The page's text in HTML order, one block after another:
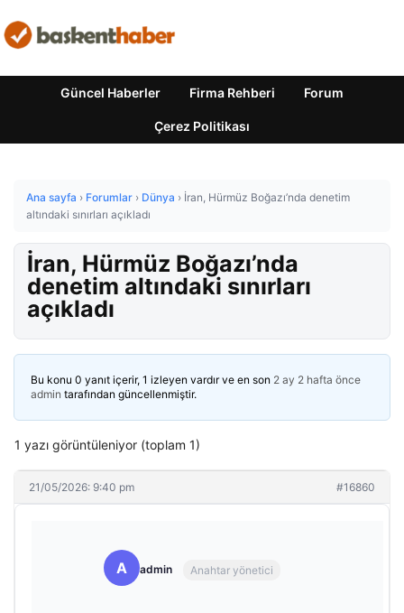
Güncel Haberler Firma Rehberi Forum
Çerez Politikası
Ana sayfa › Forumlar › Dünya › İran, Hürmüz Boğazı’nda denetim
altındaki sınırları açıkladı
İran, Hürmüz Boğazı’nda
denetim altındaki sınırları
açıkladı
Bu konu 0 yanıt içerir, 1 izleyen vardır ve en son 2 ay 2 hafta önce
admin tarafından güncellenmiştir.
1 yazı görüntüleniyor (toplam 1)
21/05/2026: 9:40 pm #16860
A admin Anahtar yönetici